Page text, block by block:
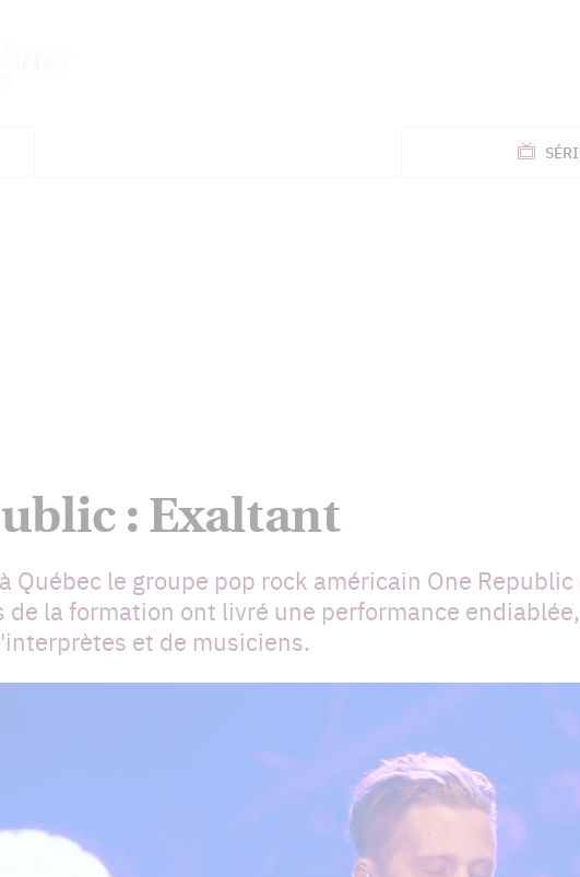
: Exaltant
Québec le groupe pop rock américain One
de la formation ont livré une performance
et de musiciens.